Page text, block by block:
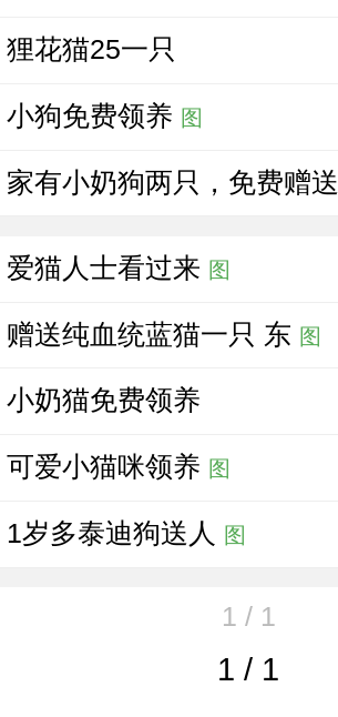
狸花猫25一只
小狗免费领养 图
家有小奶狗两只，免费赠送
爱猫人士看过来 图
赠送纯血统蓝猫一只 东 图
小奶猫免费领养
可爱小猫咪领养 图
1岁多泰迪狗送人 图
1 / 1
1 / 1